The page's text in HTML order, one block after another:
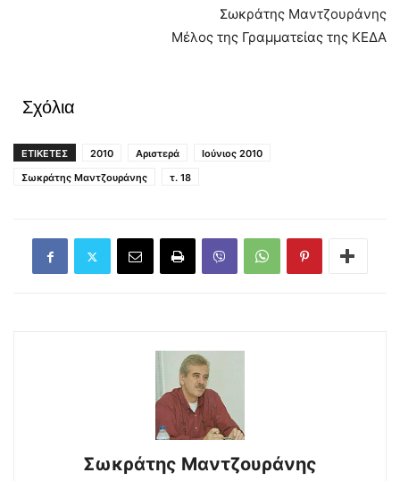
Σωκράτης Μαντζουράνης
Μέλος της Γραμματείας της ΚΕΔΑ
Σχόλια
ΕΤΙΚΕΤΕΣ 2010 Αριστερά
Ιούνιος 2010
Σωκράτης Μαντζουράνης
τ. 18
Σωκράτης Μαντζουράνης